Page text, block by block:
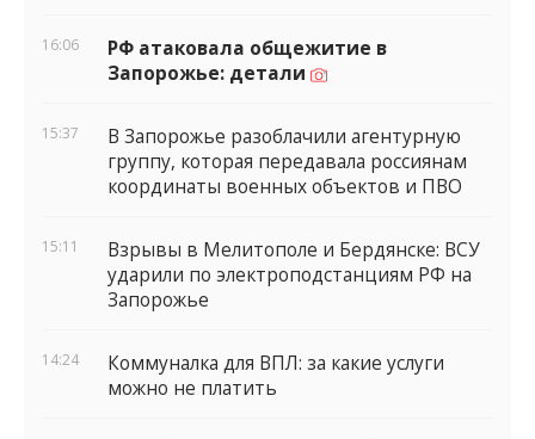
16:06
РФ атаковала общежитие в
Запорожье: детали
15:37
В Запорожье разоблачили агентурную
группу, которая передавала россиянам
координаты военных объектов и ПВО
15:11
Взрывы в Мелитополе и Бердянске: ВСУ
ударили по электроподстанциям РФ на
Запорожье
14:24
Коммуналка для ВПЛ: за какие услуги
можно не платить